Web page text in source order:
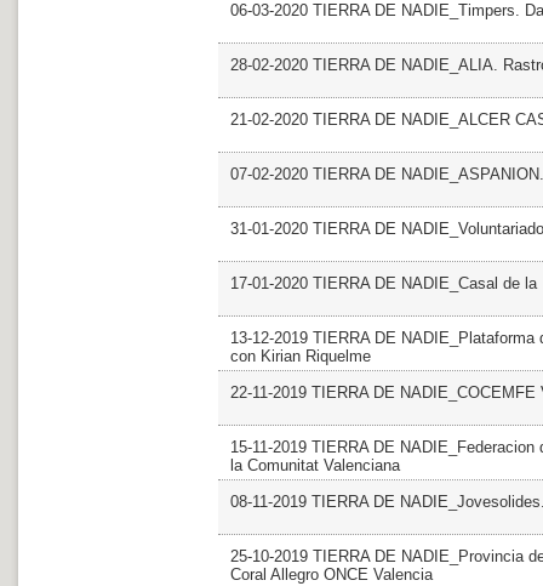
06-03-2020 TIERRA DE NADIE_Timpers.
28-02-2020 TIERRA DE NADIE_ALIA.
21-02-2020 TIERRA DE NADIE_ALCER
07-02-2020 TIERRA DE
31-01-2020 TIERRA DE
17-01-2020 TIERRA DE NADIE_Casal de
13-12-2019 TIERRA DE
con Kirian Riquelme
22-11-2019 TIERRA DE
15-11-2019 TIERRA DE
la Comunitat Valenciana
08-11-2019 TIERRA DE
25-10-2019 TIERRA DE NADIE_Provincia
Coral Allegro ONCE Valencia